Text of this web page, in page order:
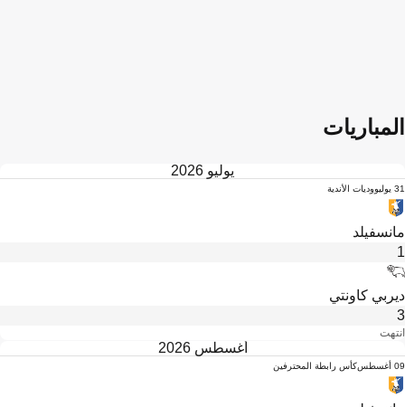
المباريات
يوليو 2026
31 يوليو وديات الأندية
مانسفيلد
1
ديربي كاونتي
3
انتهت
أغسطس 2026
09 أغسطس كأس رابطة المحترفين